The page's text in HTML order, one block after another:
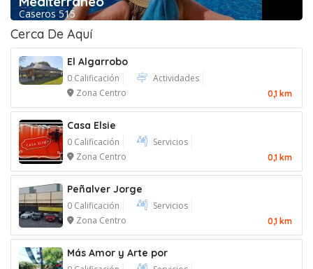
Caseros 515
Cerca De Aquí
El Algarrobo
0 Calificación
Actividades
Zona Centro
0,1 km
Casa Elsie
0 Calificación
Servicios
Zona Centro
0,1 km
Peñalver Jorge
0 Calificación
Servicios
Zona Centro
0,1 km
Más Amor y Arte por